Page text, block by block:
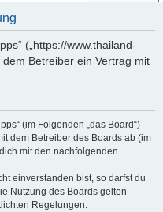
(„https://www.thailand-
Betreiber ein Vertrag mit
(im Folgenden „das Board“)
dem Betreiber des Boards ab (im
mit den nachfolgenden
einverstanden bist, so darfst du
Nutzung des Boards gelten
Regelungen.